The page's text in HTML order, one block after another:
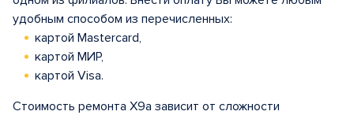
удобным способом из перечисленных:
картой Mastercard,
картой МИР,
картой Visa.
Стоимость ремонта X9a зависит от сложности